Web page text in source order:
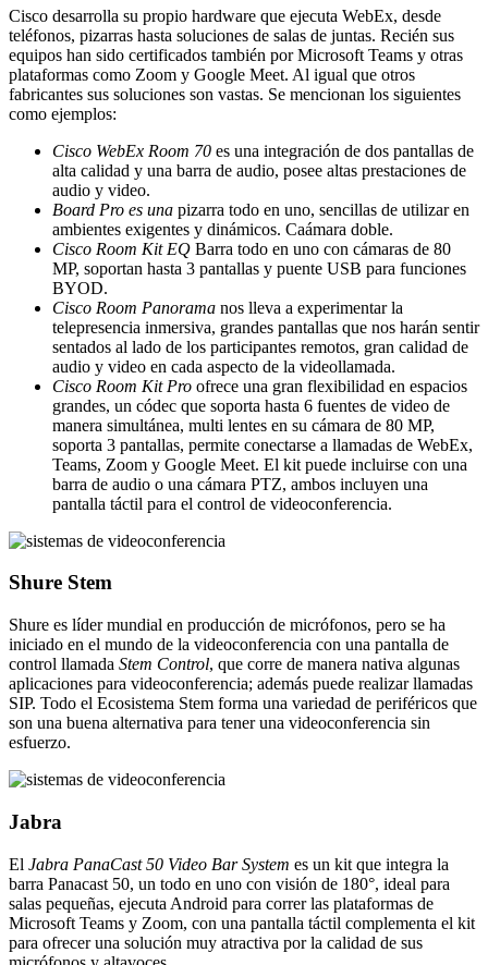
Cisco desarrolla su propio hardware que ejecuta WebEx, desde
teléfonos, pizarras hasta soluciones de salas de juntas. Recién sus
equipos han sido certificados también por Microsoft Teams y otras
plataformas como Zoom y Google Meet. Al igual que otros
fabricantes sus soluciones son vastas. Se mencionan los siguientes
como ejemplos:
Cisco WebEx Room 70 es una integración de dos pantallas de
alta calidad y una barra de audio, posee altas prestaciones de
audio y video.
Board Pro es una pizarra todo en uno, sencillas de utilizar en
ambientes exigentes y dinámicos. Caámara doble.
Cisco Room Kit EQ Barra todo en uno con cámaras de 80
MP, soportan hasta 3 pantallas y puente USB para funciones
BYOD.
Cisco Room Panorama nos lleva a experimentar la
telepresencia inmersiva, grandes pantallas que nos harán sentir
sentados al lado de los participantes remotos, gran calidad de
audio y video en cada aspecto de la videollamada.
Cisco Room Kit Pro ofrece una gran flexibilidad en espacios
grandes, un códec que soporta hasta 6 fuentes de video de
manera simultánea, multi lentes en su cámara de 80 MP,
soporta 3 pantallas, permite conectarse a llamadas de WebEx,
Teams, Zoom y Google Meet. El kit puede incluirse con una
barra de audio o una cámara PTZ, ambos incluyen una
pantalla táctil para el control de videoconferencia.
Shure Stem
Shure es líder mundial en producción de micrófonos, pero se ha
iniciado en el mundo de la videoconferencia con una pantalla de
control llamada Stem Control, que corre de manera nativa algunas
aplicaciones para videoconferencia; además puede realizar llamadas
SIP. Todo el Ecosistema Stem forma una variedad de periféricos que
son una buena alternativa para tener una videoconferencia sin
esfuerzo.
Jabra
El Jabra PanaCast 50 Video Bar System es un kit que integra la
barra Panacast 50, un todo en uno con visión de 180°, ideal para
salas pequeñas, ejecuta Android para correr las plataformas de
Microsoft Teams y Zoom, con una pantalla táctil complementa el kit
para ofrecer una solución muy atractiva por la calidad de sus